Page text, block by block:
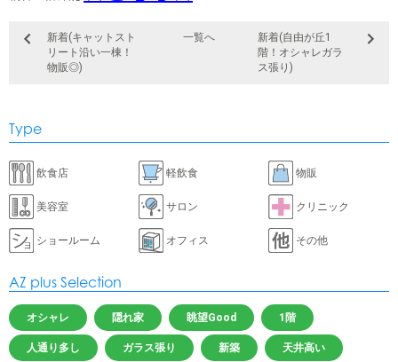
新着(キャットスト
リート沿い一棟！
物販◎)
一覧へ
新着(自由が丘1
階！オシャレガラ
ス張り)
Type
飲食店 軽飲食 物販
美容室 サロン クリニック
ショールーム オフィス その他
AZ plus Selection
オシャレ 隠れ家 眺望Good 1階
人通り多し ガラス張り 新築 天井高い